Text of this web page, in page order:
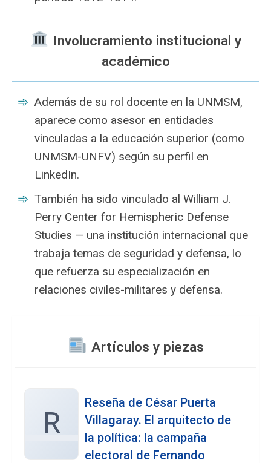
Involucramiento institucional y
académico
Además de su rol docente en la UNMSM,
aparece como asesor en entidades
vinculadas a la educación superior (como
UNMSM-UNFV) según su perfil en
LinkedIn.
También ha sido vinculado al William J.
Perry Center for Hemispheric Defense
Studies — una institución internacional que
trabaja temas de seguridad y defensa, lo
que refuerza su especialización en
relaciones civiles-militares y defensa.
Artículos y piezas
R
Reseña de César Puerta
Villagaray. El arquitecto de
la política: la campaña
electoral de Fernando